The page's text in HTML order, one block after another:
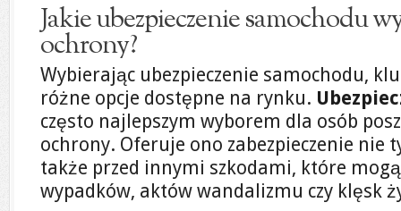
Jakie ubezpieczenie samochodu
ochrony?
Wybierając ubezpieczenie samochodu,
różne opcje dostępne na rynku.
często najlepszym wyborem dla osób
ochrony. Oferuje ono zabezpieczenie nie
także przed innymi szkodami, które
wypadków, aktów wandalizmu czy klęsk